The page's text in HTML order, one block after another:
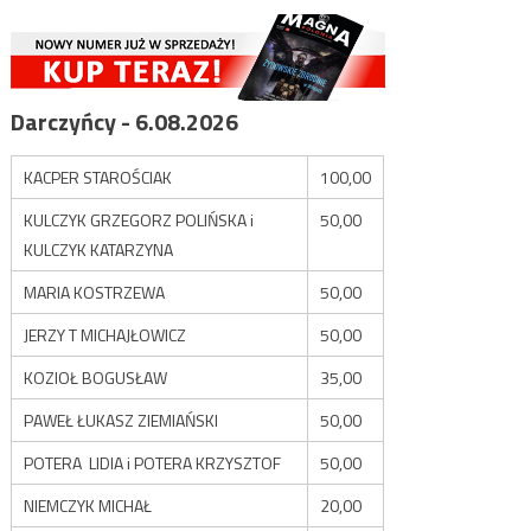
Darczyńcy - 6.08.2026
KACPER STAROŚCIAK
100,00
KULCZYK GRZEGORZ POLIŃSKA i
KULCZYK KATARZYNA
50,00
MARIA KOSTRZEWA
50,00
JERZY T MICHAJŁOWICZ
50,00
KOZIOŁ BOGUSŁAW
35,00
PAWEŁ ŁUKASZ ZIEMIAŃSKI
50,00
POTERA LIDIA i POTERA KRZYSZTOF
50,00
NIEMCZYK MICHAŁ
20,00